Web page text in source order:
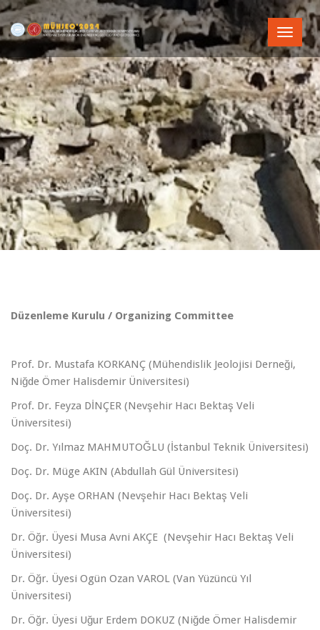
Toggle
Düzenleme Kurulu / Organizing Committee
Prof. Dr. Mustafa KORKANÇ (Mühendislik Jeolojisi Derneği,
Niğde Ömer Halisdemir Üniversitesi)
Prof. Dr. Feyza DİNÇER (Nevşehir Hacı Bektaş Veli
Üniversitesi)
Doç. Dr. Yılmaz MAHMUTOĞLU (İstanbul Teknik Üniversitesi)
Doç. Dr. Müge AKIN (Abdullah Gül Üniversitesi)
Doç. Dr. Ayşe ORHAN (Nevşehir Hacı Bektaş Veli
Üniversitesi)
Dr. Öğr. Üyesi Musa Avni AKÇE (Nevşehir Hacı Bektaş Veli
Üniversitesi)
Dr. Öğr. Üyesi Ogün Ozan VAROL (Van Yüzüncü Yıl
Üniversitesi)
Dr. Öğr. Üyesi Uğur Erdem DOKUZ (Niğde Ömer Halisdemir